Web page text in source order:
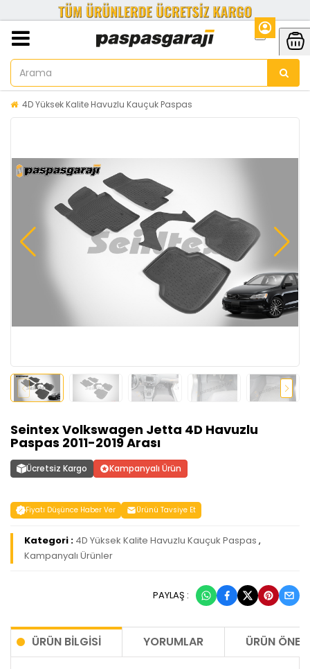
4D Yüksek Kalite Havuzlu Kauçuk Paspas
Seintex Volkswagen Jetta 4D Havuzlu
Paspas 2011-2019 Arası
Ücretsiz Kargo Kampanyalı Ürün
Fiyatı Düşünce Haber Ver Ürünü Tavsiye Et
Kategori : 4D Yüksek Kalite Havuzlu Kauçuk Paspas ,
Kampanyalı Ürünler
PAYLAŞ :
ÜRÜN BILGISI YORUMLAR ÜRÜN